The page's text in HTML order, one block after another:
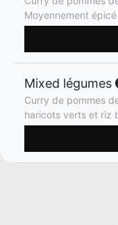
Moyennement épicé
Mixed légumes
Curry de pommes
haricots verts et riz